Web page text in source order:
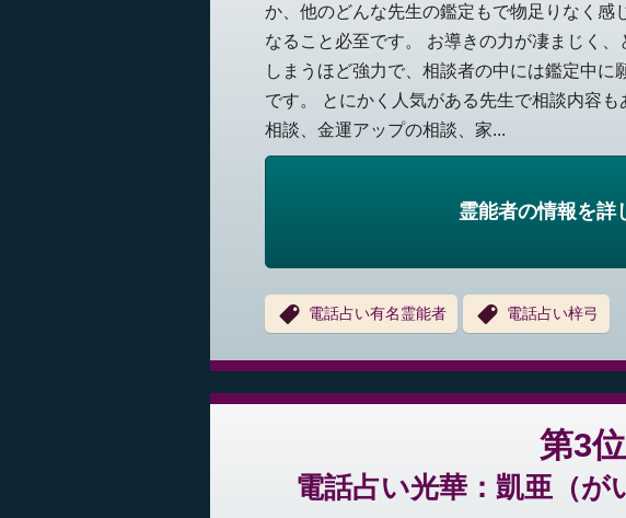
か、他のどんな先生の鑑定もで物足りなく感
なること必至です。 お導きの力が凄まじく
しまうほど強力で、相談者の中には鑑定中
です。 とにかく人気がある先生で相談内容
相談、金運アップの相談、家...
霊能者の情報を詳
電話占い有名霊能者 電話占い梓弓
第3位
電話占い光華：凱亜（が